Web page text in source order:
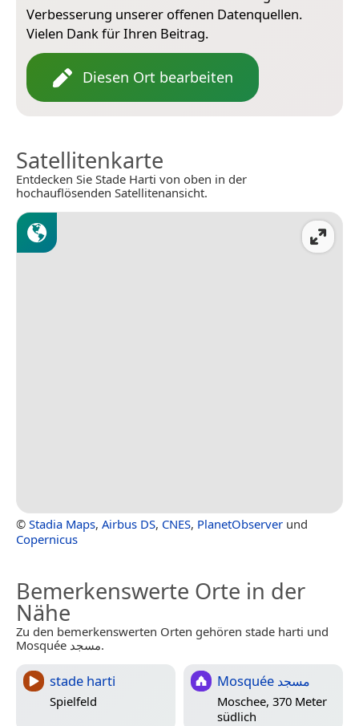
Verbesserung unserer offenen Datenquellen.
Vielen Dank für Ihren Beitrag.
Diesen Ort bearbeiten
Satellitenkarte
Entdecken Sie Stade Harti von oben in der
hochauflösenden Satellitenansicht.
© Stadia Maps, Airbus DS, CNES, PlanetObserver und
Copernicus
Bemerkenswerte Orte in der
Nähe
Zu den bemerkenswerten Orten gehören stade harti und
Mosquée مسجد.
stade harti
Spielfeld
Mosquée مسجد
Moschee, 370 Meter
südlich